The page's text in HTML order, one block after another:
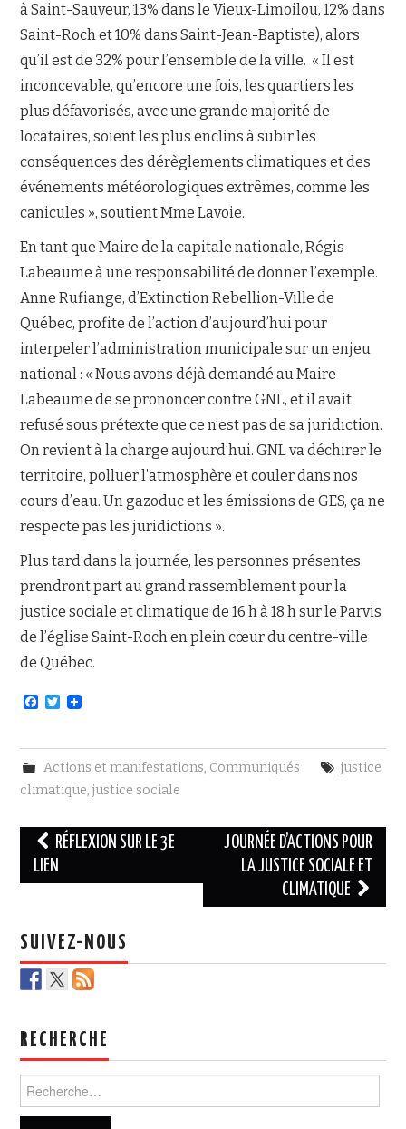
à Saint-Sauveur, 13% dans le Vieux-Limoilou, 12% dans
Saint-Roch et 10% dans Saint-Jean-Baptiste), alors
qu’il est de 32% pour l’ensemble de la ville. « Il est
inconcevable, qu’encore une fois, les quartiers les
plus défavorisés, avec une grande majorité de
locataires, soient les plus enclins à subir les
conséquences des dérèglements climatiques et des
événements météorologiques extrêmes, comme les
canicules », soutient Mme Lavoie.
En tant que Maire de la capitale nationale, Régis
Labeaume à une responsabilité de donner l’exemple.
Anne Rufiange, d’Extinction Rebellion-Ville de
Québec, profite de l’action d’aujourd’hui pour
interpeler l’administration municipale sur un enjeu
national : « Nous avons déjà demandé au Maire
Labeaume de se prononcer contre GNL, et il avait
refusé sous prétexte que ce n’est pas de sa juridiction.
On revient à la charge aujourd’hui. GNL va déchirer le
territoire, polluer l’atmosphère et couler dans nos
cours d’eau. Un gazoduc et les émissions de GES, ça ne
respecte pas les juridictions ».
Plus tard dans la journée, les personnes présentes
prendront part au grand rassemblement pour la
justice sociale et climatique de 16 h à 18 h sur le Parvis
de l’église Saint-Roch en plein cœur du centre-ville
de Québec.
F
e
b
o
o
T
t
t
e
r
Actions et manifestations, Communiqués
justice
climatique,justice sociale
Navigation
des
RÉFLEXION SUR LE 3E
LIEN
JOURNÉE D’ACTIONS POUR
LA JUSTICE SOCIALE ET
CLIMATIQUE
SUIVEZ-NOUS
RECHERCHE